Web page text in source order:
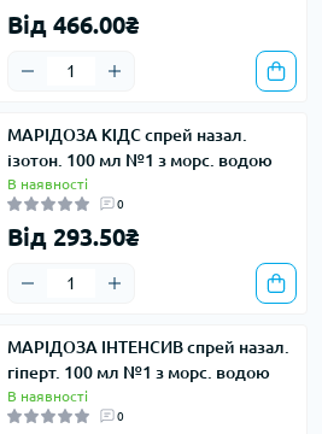
Від 466.00₴
МАРІДОЗА КІДС спрей назал.
ізотон. 100 мл №1 з морс. водою
В наявності
0
Від 293.50₴
МАРІДОЗА ІНТЕНСИВ спрей назал.
гіперт. 100 мл №1 з морс. водою
В наявності
0